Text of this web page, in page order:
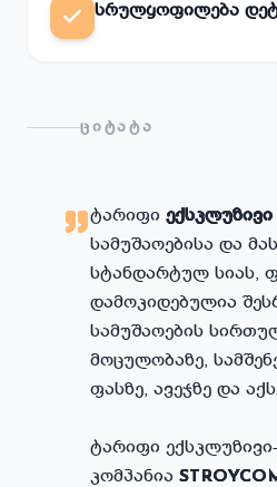
სრულყოფილება
ᲪᲘᲢᲐᲢᲐ
ტარიფი ექსკლუზივი
სამუშაოებისა და
სტანდარტულ სიას,
დამოკიდებულია
სამუშაოების
მოცულობაზე,
ფასზე, ავეჯზე და
ტარიფი
კომპანია